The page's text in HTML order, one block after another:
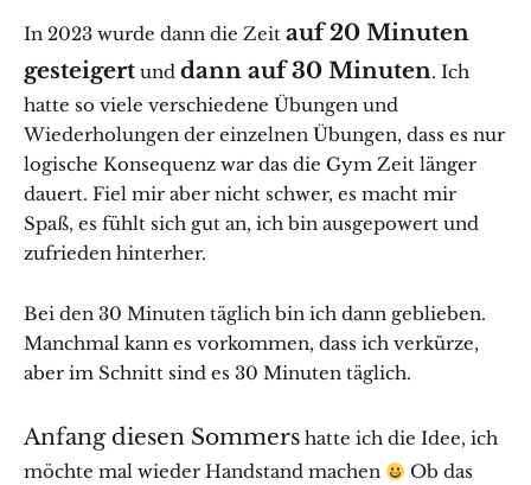
In 2023 wurde dann die Zeit auf 20 Minuten
gesteigert und dann auf 30 Minuten. Ich
hatte so viele verschiedene Übungen und
Wiederholungen der einzelnen Übungen, dass es nur
logische Konsequenz war das die Gym Zeit länger
dauert. Fiel mir aber nicht schwer, es macht mir
Spaß, es fühlt sich gut an, ich bin ausgepowert und
zufrieden hinterher.
Bei den 30 Minuten täglich bin ich dann geblieben.
Manchmal kann es vorkommen, dass ich verkürze,
aber im Schnitt sind es 30 Minuten täglich.
Anfang diesen Sommers hatte ich die Idee, ich
möchte mal wieder Handstand machen
Ob das